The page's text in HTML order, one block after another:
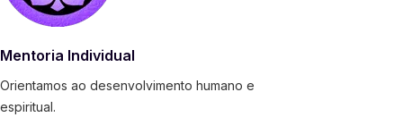
Mentoria Individual
Orientamos ao desenvolvimento humano e
espiritual.